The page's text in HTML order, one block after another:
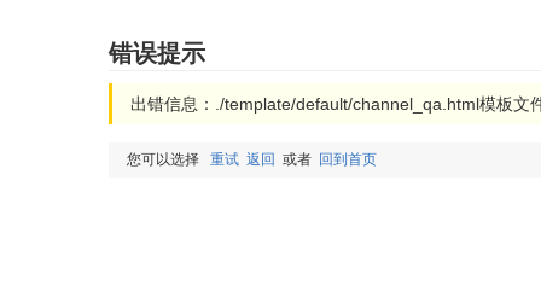
错误提示
出错信息：./template/default/channel_qa.html模板文
您可以选择 重试 返回 或者 回到首页